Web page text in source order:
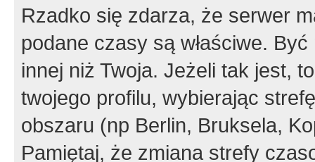
Rzadko się zdarza, że serwer
podane czasy są właściwe.
innej niż Twoja. Jeżeli tak jest,
twojego profilu, wybierając
obszaru (np Berlin, Bruksela,
Pamiętaj, że zmiana strefy